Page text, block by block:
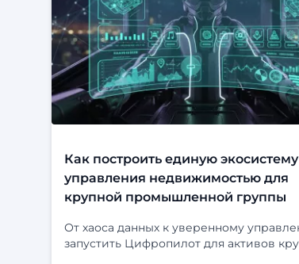
Как построить единую экосистему
управления недвижимостью для
крупной промышленной группы
От хаоса данных к уверенному
запустить Цифропилот для активов